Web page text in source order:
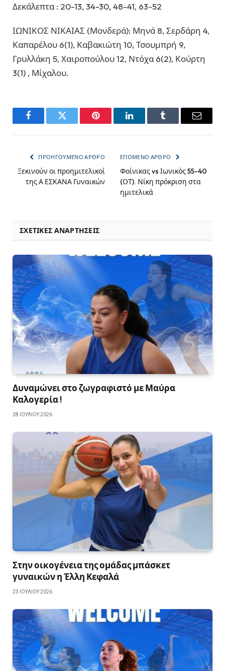
Δεκάλεπτα : 20-13, 34-30, 48-41, 63-52
ΙΩΝΙΚΟΣ ΝΙΚΑΙΑΣ (Μονδερά): Μηνά 8, Σερδάρη 4,
Καπαρέλου 6(1), Καβακιώτη 10, Τσουμπρή 9,
Γρυλλάκη 5, Χαιροπούλου 12, Ντόχα 6(2), Κούρτη
3(1) , Μίχαλου.
FacebookTwitter Pinterest LinkedInTumblr Email
ΠΡΟΗΓΟΎΜΕΝΟ ΆΡΘΡΟ
Ξεκινούν οι προημιτελικοί
της Α ΕΣΚΑΝΑ Γυναικών
ΕΠΌΜΕΝΟ ΆΡΘΡΟ
Φοίνικας vs Ιωνικός 55-40
(ΟΤ). Νίκη πρόκριση στα
ημιτελικά
ΣΧΕΤΙΚΈΣ ΑΝΑΡΤΉΣΕΙΣ
Δυναμώνει στο ζωγραφιστό με Μαύρα
Καλογερία !
28 ΙΟΥΛΊΟΥ 2026
Στην οικογένεια της ομάδας μπάσκετ
γυναικών η Έλλη Κεφαλά
23 ΙΟΥΛΊΟΥ 2026